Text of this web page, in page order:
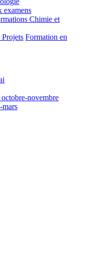
examens
Chimie et
Formation en
novembre
mars